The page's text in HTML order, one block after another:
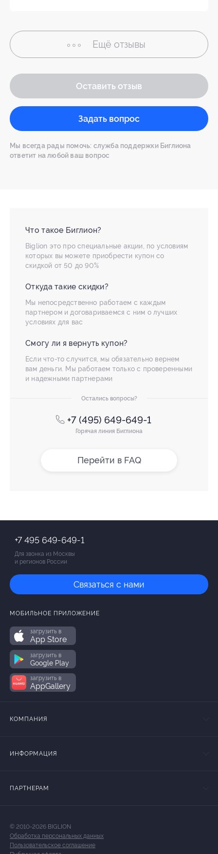
Ещё отзывы
Оставить отзыв
Задать вопрос
Мы всегда рады помочь: служба поддержки Биглиона
ответит на любой ваш вопрос
Что такое Биглион?
Biglion это про специальные акции, по условиям
которых вы можете приобрести купон со
скидкой от 50 до 90%
Откуда такие скидки?
Мы непосредственно работаем с каждым
партнером и договариваемся с ним о лучших
условиях для вас
Смогу ли я вернуть купон?
Если что-то случится, мы обязательно вернем
вам деньги. Мы работаем только с проверенными
и надежными партнерами
Остались вопросы?
+7 (495) 649-649-1
Горячая линия Биглиона
Перейти в FAQ
+7 495 649-649-1
Для звонка из Москвы
и регионов России
Связаться с нами
МОБИЛЬНОЕ ПРИЛОЖЕНИЕ
загрузить в
App Store
загрузить в
Google Play
загрузить в
AppGallery
КОМПАНИЯ
ИНФОРМАЦИЯ
ПАРТНЕРАМ
© 2010-2026 BIGLION
Обработка персональных данных
Пользовательское соглашение